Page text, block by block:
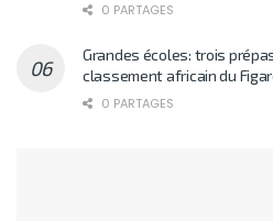
0 PARTAGES
Grandes écoles: trois
classement africain du
0 PARTAGES